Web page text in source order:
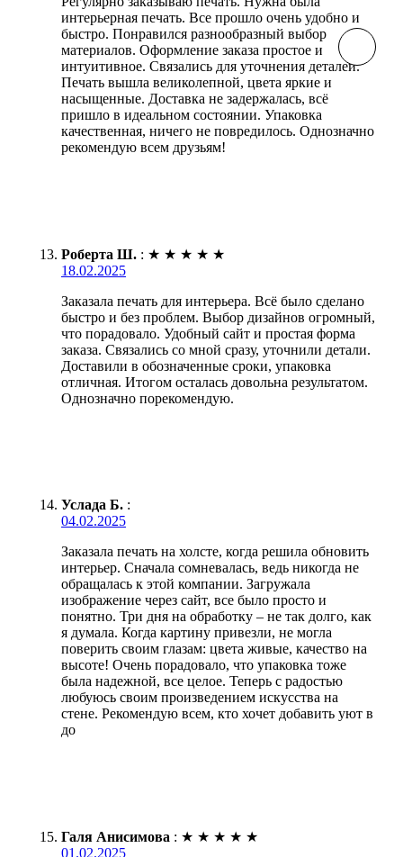
интерьерная печать. Все прошло очень удобно и
быстро. Понравился разнообразный выбор
материалов. Оформление заказа простое и
интуитивное. Связались для уточнения деталей.
Печать вышла великолепной, цвета яркие и
насыщенные. Доставка не задержалась, всё
пришло в идеальном состоянии. Упаковка
качественная, ничего не повредилось. Однозначно
рекомендую всем друзьям!
Роберта Ш. : ★ ★ ★ ★ ★
18.02.2025
Заказала печать для интерьера. Всё было сделано
быстро и без проблем. Выбор дизайнов огромный,
что порадовало. Удобный сайт и простая форма
заказа. Связались со мной сразу, уточнили детали.
Доставили в обозначенные сроки, упаковка
отличная. Итогом осталась довольна результатом.
Однозначно порекомендую.
Услада Б. :
04.02.2025
Заказала печать на холсте, когда решила обновить
интерьер. Сначала сомневалась, ведь никогда не
обращалась к этой компании. Загружала
изображение через сайт, все было просто и
понятно. Три дня на обработку – не так долго, как
я думала. Когда картину привезли, не могла
поверить своим глазам: цвета живые, качество на
высоте! Очень порадовало, что упаковка тоже
была надежной, все целое. Теперь с радостью
любуюсь своим произведением искусства на
стене. Рекомендую всем, кто хочет добавить уют в
до
Галя Анисимова : ★ ★ ★ ★ ★
01.02.2025